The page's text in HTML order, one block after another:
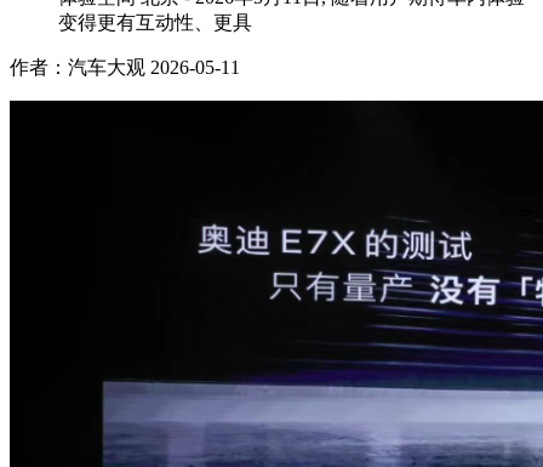
变得更有互动性、更具
作者：汽车大观 2026-05-11